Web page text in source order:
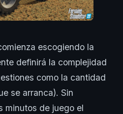
escogiendo la
definirá la complejidad
como la cantidad
se arranca). Sin
minutos de juego el